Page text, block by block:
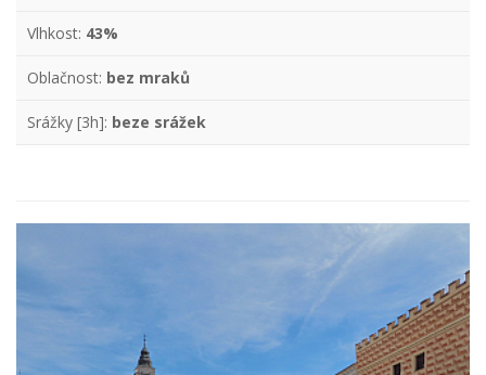
Vlhkost: 43%
Oblačnost: bez mraků
Srážky [3h]: beze srážek